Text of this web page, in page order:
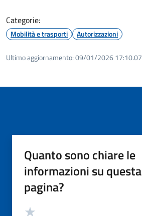
Categorie:
Mobilità e trasporti Autorizzazioni
Ultimo aggiornamento:09/01/2026 17:10.07
Quanto sono chiare le
informazioni su questa
pagina?
Valutazione